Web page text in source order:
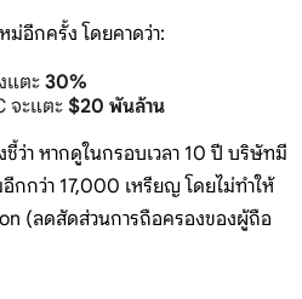
ม่อีกครั้ง โดยคาดว่า:
แตะ 30%
จะแตะ $20 พันล้าน
ว่า หากดูในกรอบเวลา 10 ปี บริษัทมี
กกว่า 17,000 เหรียญ โดยไม่ทำให้
(ลดสัดส่วนการถือครองของผู้ถือ